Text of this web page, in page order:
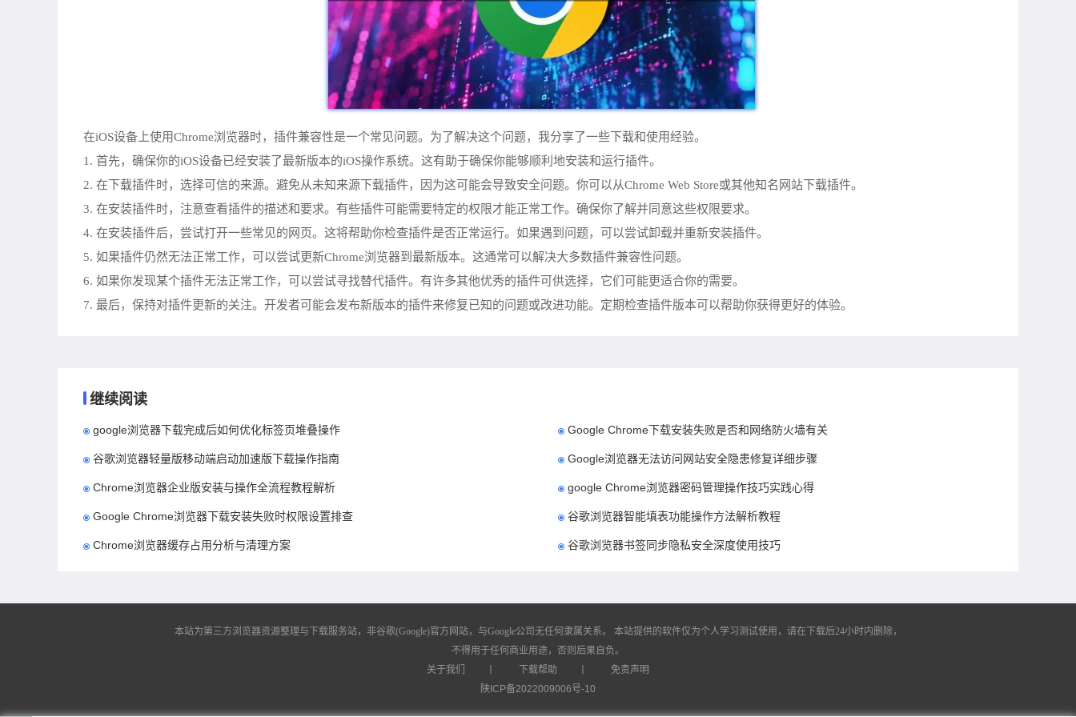
在iOS设备上使用Chrome浏览器时，插件兼容性是一个常见问题。为了解决这个问题，我分享了一些下载和使用经验。
1. 首先，确保你的iOS设备已经安装了最新版本的iOS操作系统。这有助于确保你能够顺利地安装和运行插件。
2. 在下载插件时，选择可信的来源。避免从未知来源下载插件，因为这可能会导致安全问题。你可以从Chrome Web Store或其他知名网站下载插件。
3. 在安装插件时，注意查看插件的描述和要求。有些插件可能需要特定的权限才能正常工作。确保你了解并同意这些权限要求。
4. 在安装插件后，尝试打开一些常见的网页。这将帮助你检查插件是否正常运行。如果遇到问题，可以尝试卸载并重新安装插件。
5. 如果插件仍然无法正常工作，可以尝试更新Chrome浏览器到最新版本。这通常可以解决大多数插件兼容性问题。
6. 如果你发现某个插件无法正常工作，可以尝试寻找替代插件。有许多其他优秀的插件可供选择，它们可能更适合你的需要。
7. 最后，保持对插件更新的关注。开发者可能会发布新版本的插件来修复已知的问题或改进功能。定期检查插件版本可以帮助你获得更好的体验。
继续阅读
google浏览器下载完成后如何优化标签页堆叠操作 Google Chrome下载安装失败是否和网络防火墙有关
谷歌浏览器轻量版移动端启动加速版下载操作指南 Google浏览器无法访问网站安全隐患修复详细步骤
Chrome浏览器企业版安装与操作全流程教程解析 google Chrome浏览器密码管理操作技巧实践心得
Google Chrome浏览器下载安装失败时权限设置排查 谷歌浏览器智能填表功能操作方法解析教程
Chrome浏览器缓存占用分析与清理方案 谷歌浏览器书签同步隐私安全深度使用技巧
本站为第三方浏览器资源整理与下载服务站，非谷歌(Google)官方网站，与Google公司无任何隶属关系。
本站提供的软件仅为个人学习测试使用，请在下载后24小时内删除，
不得用于任何商业用途，否则后果自负。
关于我们
下载帮助
免责声明
陕ICP备2022009006号-10